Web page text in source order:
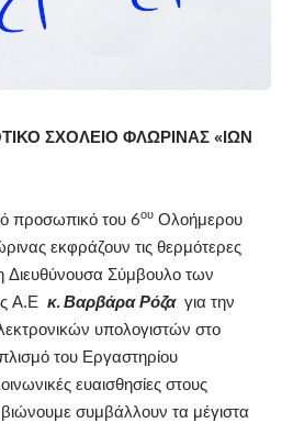
ΣΧΟΛΕΙΟ ΦΛΩΡΙΝΑΣ «ΙΩΝ
προσωπικό του 6ου Ολοήμερου
εκφράζουν τις θερμότερες
Διευθύνουσα Σύμβουλο των
Α.Ε κ. Βαρβάρα Ρόζαγια την
υπολογιστών στο
του Εργαστηρίου
ευαισθησίες στους
συμβάλλουν τα μέγιστα